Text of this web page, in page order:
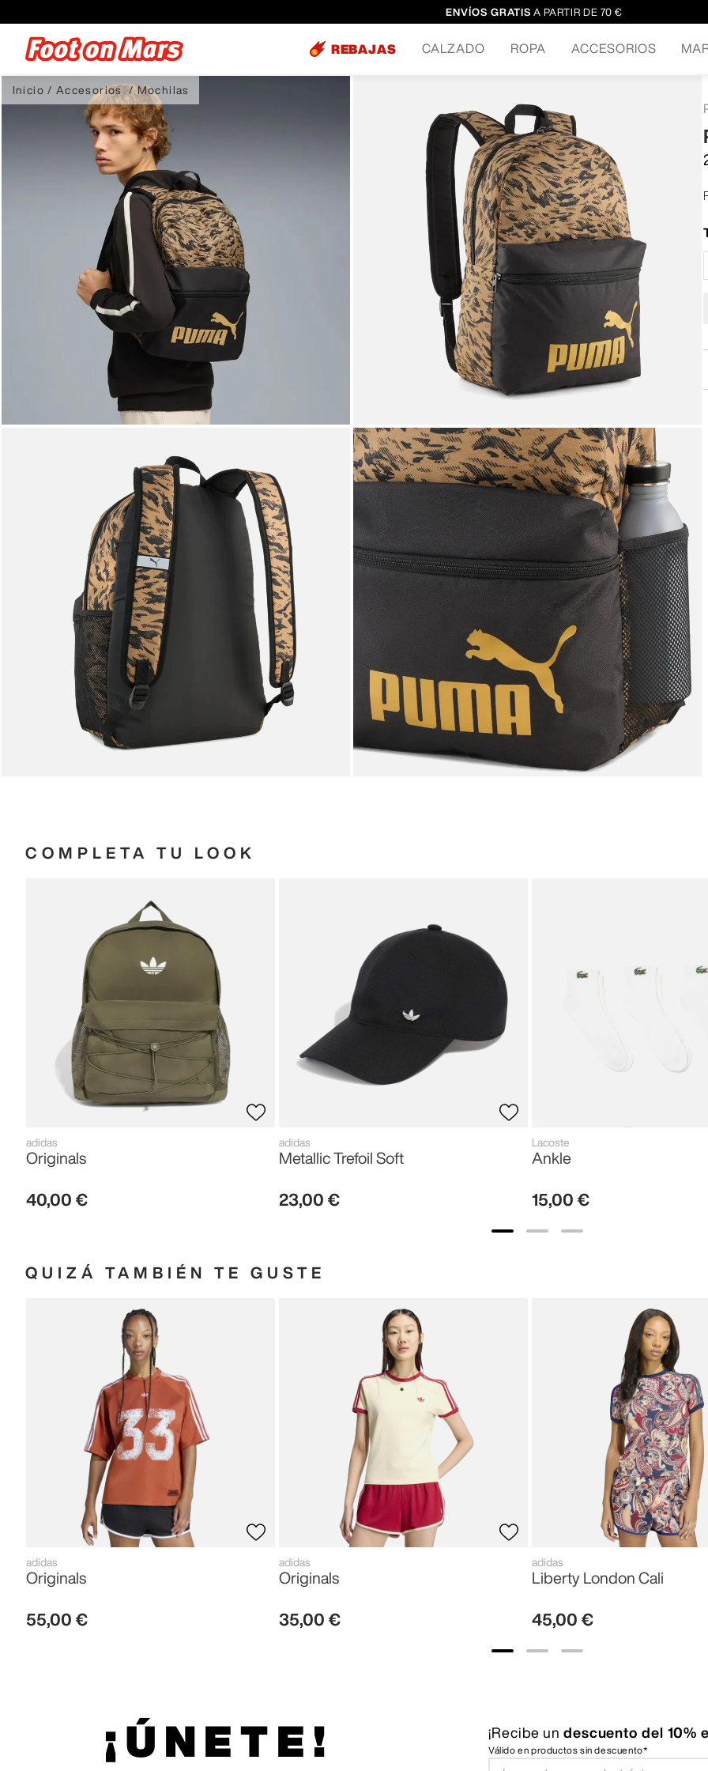
ENVÍOS GRATIS A PARTIR DE 70 €
REBAJAS CALZADO ROPA ACCESORIOS
Accesorios Mochilas
COMPLETA TU LOOK
adidas
Originals
40,00 €
adidas
Metallic Trefoil Soft
23,00 €
Lacoste
Ankle
15,00 €
QUIZÁ TAMBIÉN TE GUSTE
adidas
Originals
55,00 €
adidas
Originals
35,00 €
adidas
Liberty London Cali
45,00 €
¡ÚNETE! ¡Recibe un descuento del 10%
Válido en productos sin descuento*